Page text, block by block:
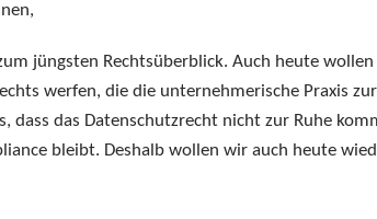
jüngsten Rechtsüberblick. Auch heute
werfen, die die unternehmerische Praxis
dass das Datenschutzrecht nicht zur Ruhe
bleibt. Deshalb wollen wir auch heute